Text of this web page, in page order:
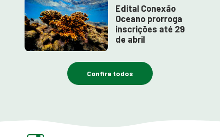
Edital Conexão
Oceano prorroga
inscrições até 29
de abril
Confira todos